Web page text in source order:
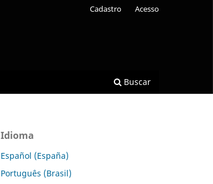
Buscar
Cadastro Acesso
Idioma
Español (España)
Português (Brasil)